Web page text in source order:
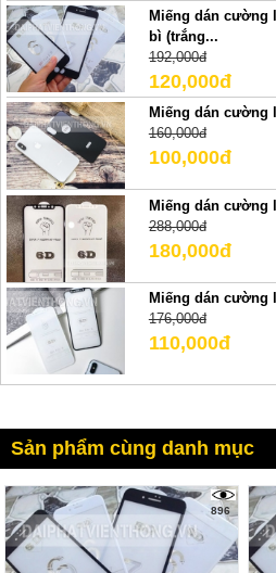
Miếng dán cường
bì (trắng...
192,000đ
120,000đ
Miếng dán cường
160,000đ
100,000đ
Miếng dán cường
288,000đ
180,000đ
Miếng dán cường
176,000đ
110,000đ
Sản phẩm cùng danh mục
896